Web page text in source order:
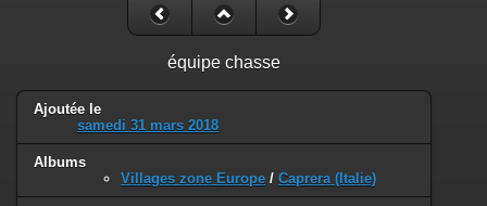
équipe chasse
Ajoutée le
samedi 31 mars 2018
Albums
Villages zone Europe / Caprera (Italie)